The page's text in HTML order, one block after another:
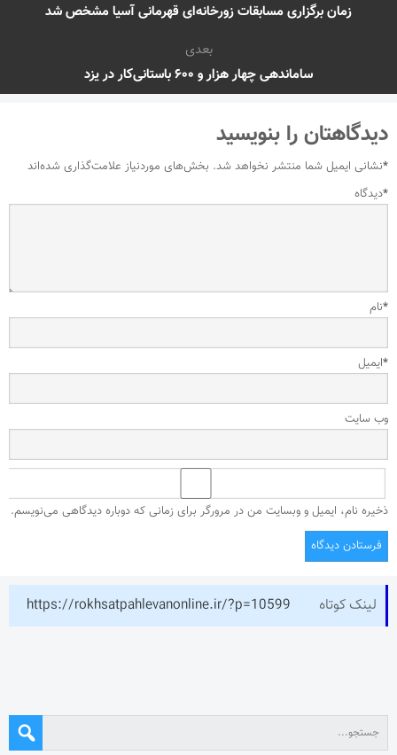
زمان برگزاری مسابقات زورخانه‌ای قهرمانی آسیا مشخص شد
بعدی
ساماندهی چهار هزار و ۶۰۰ باستانی‌کار در یزد
دیدگاهتان را بنویسید
نشانی ایمیل شما منتشر نخواهد شد. بخش‌های موردنیاز علامت‌گذاری شده‌اند
*
دیدگاه*
نام*
ایمیل*
وب‌ سایت
ذخیره نام، ایمیل و وبسایت من در مرورگر برای زمانی که دوباره دیدگاهی می‌نویسم.
لینک کوتاه https://rokhsatpahlevanonline.ir/?p=10599